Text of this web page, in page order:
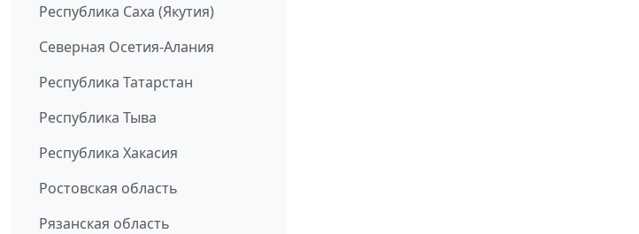
Республика Саха (Якутия)
Северная Осетия-Алания
Республика Татарстан
Республика Тыва
Республика Хакасия
Ростовская область
Рязанская область